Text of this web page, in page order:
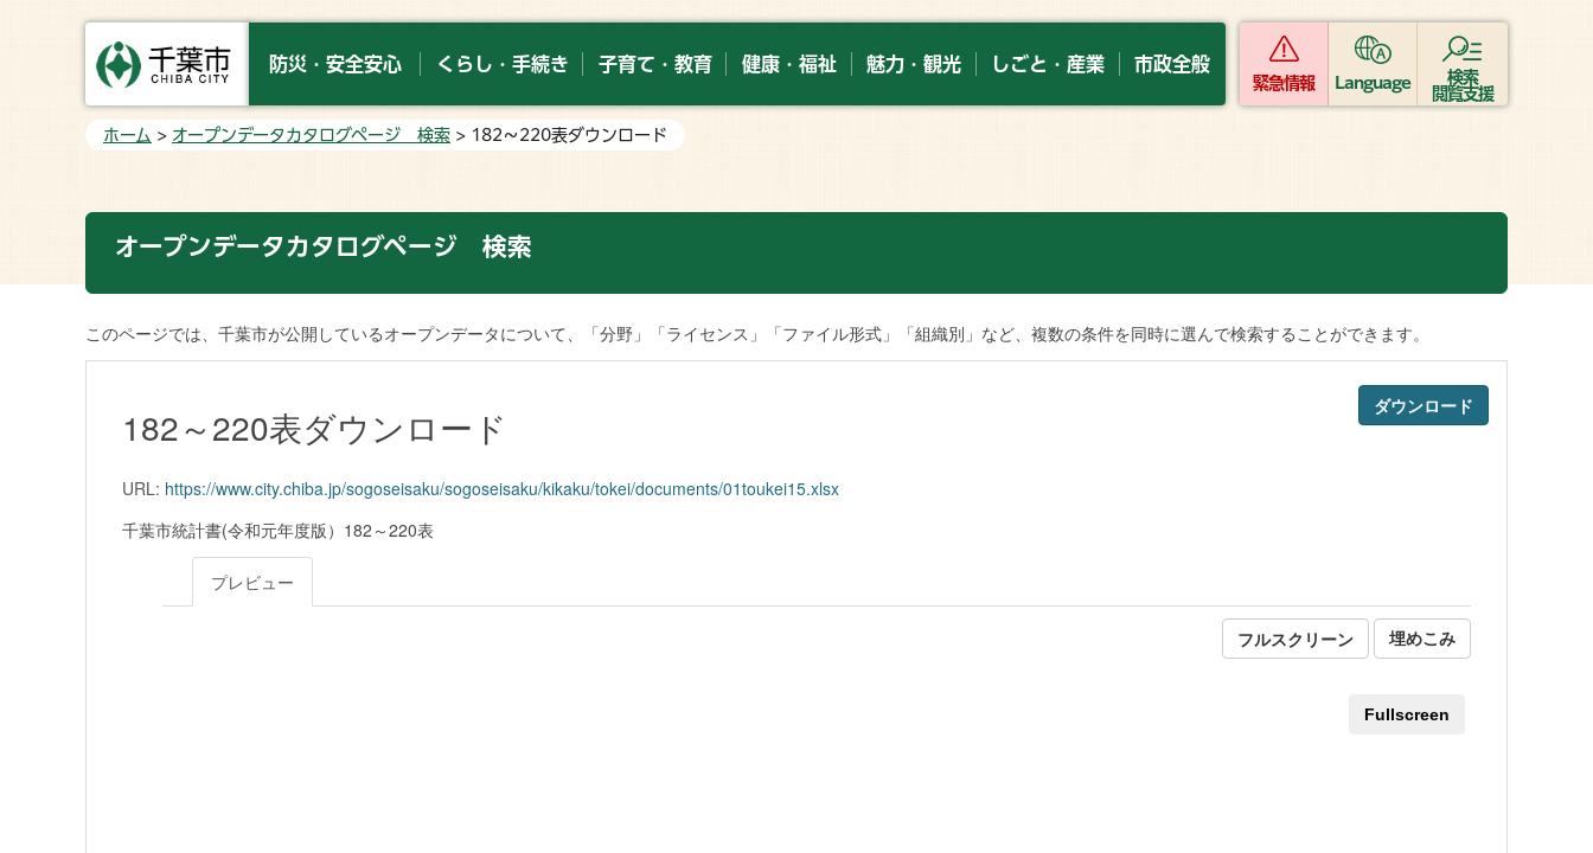
防災・安全安心 くらし・手続き 子育て・教育 健康・福祉 魅力・観光 しごと・産業 市政全般
緊急情報 Language
検索
閲覧支援
ホーム > オープンデータカタログページ 検索 > 182～220表ダウンロード
オープンデータカタログページ 検索
このページでは、千葉市が公開しているオープンデータについて、「分野」「ライセンス」「ファイル形式」「組織別」など、複数の条件を同時に選んで検索することができます。
ダウンロード
182～220表ダウンロード
URL: https://www.city.chiba.jp/sogoseisaku/sogoseisaku/kikaku/tokei/documents/01toukei15.xlsx
千葉市統計書(令和元年度版）182～220表
プレビュー
フルスクリーン 埋めこみ
Fullscreen